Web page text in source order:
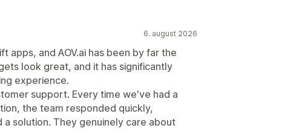
6. august 2026
apps, and AOV.ai has been by far the
look great, and it has significantly
experience.
support. Every time we've had a
the team responded quickly,
solution. They genuinely care about